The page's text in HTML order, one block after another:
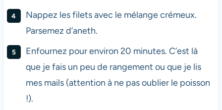
Nappez les filets avec le mélange crémeux.
Parsemez d’aneth.
Enfournez pour environ 20 minutes. C’est là
que je fais un peu de rangement ou que je lis
mes mails (attention à ne pas oublier le poisson
!).